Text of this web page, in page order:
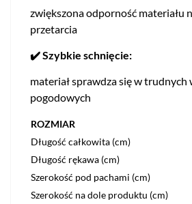
zwiększona odporność materiału
przetarcia
✔️ Szybkie schnięcie:
materiał sprawdza się w trudnych
pogodowych
ROZMIAR
Długość całkowita (cm)
Długość rękawa (cm)
Szerokość pod pachami (cm)
Szerokość na dole produktu (cm)